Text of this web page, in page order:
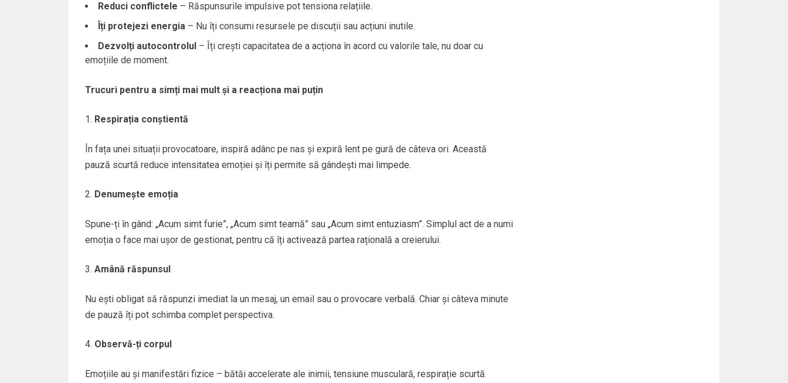
Reduci conflictele – Răspunsurile impulsive pot tensiona relațiile.
Îți protejezi energia– Nu îți consumi resursele pe discuții sau acțiuni inutile.
Dezvolți autocontrolul – Îți crești capacitatea de a acționa în acord cu valorile tale, nu doar cu
emoțiile de moment.
Trucuri pentru a simți mai mult și a reacționa mai puțin
Respirația conștientă
În fața unei situații provocatoare, inspiră adânc pe nas și expiră lent pe gură de câteva ori. Această
pauză scurtă reduce intensitatea emoției și îți permite să gândești mai limpede.
Denumește emoția
Spune-ți în gând: „Acum simt furie”, „Acum simt teamă” sau „Acum simt entuziasm”. Simplul act de a numi
emoția o face mai ușor de gestionat, pentru că îți activează partea rațională a creierului.
Amână răspunsul
Nu ești obligat să răspunzi imediat la un mesaj, un email sau o provocare verbală. Chiar și câteva minute
de pauză îți pot schimba complet perspectiva.
Observă-ți corpul
Emoțiile au și manifestări fizice – bătăi accelerate ale inimii, tensiune musculară, respirație scurtă.